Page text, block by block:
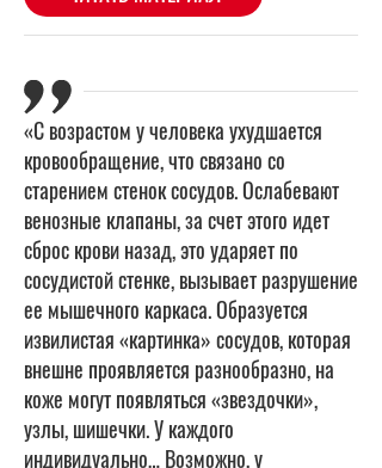
«С возрастом у человека ухудшается
кровообращение, что связано со
старением стенок сосудов. Ослабевают
венозные клапаны, за счет этого идет
сброс крови назад, это ударяет по
сосудистой стенке, вызывает разрушение
ее мышечного каркаса. Образуется
извилистая «картинка» сосудов, которая
внешне проявляется разнообразно, на
коже могут появляться «звездочки»,
узлы, шишечки. У каждого
индивидуально… Возможно, у